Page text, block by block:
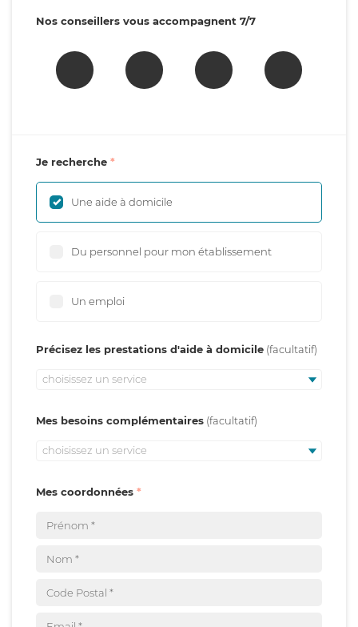
Nos conseillers vous accompagnent 7/7
Je recherche
Une aide à domicile
Du personnel pour mon établissement
Un emploi
Précisez les prestations d'aide à domicile
choisissez un service
Mes besoins complémentaires
choisissez un service
Mes coordonnées